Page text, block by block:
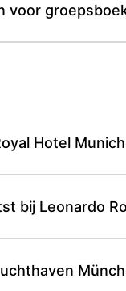
Hotel
bij Leonardo